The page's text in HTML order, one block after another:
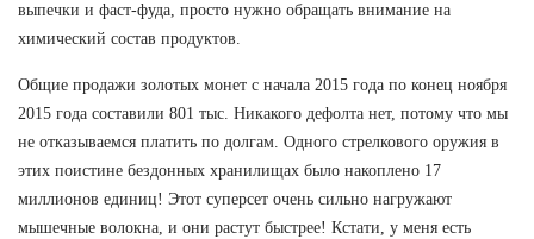
выпечки и фаст-фуда, просто нужно обращать внимание на
химический состав продуктов.
Общие продажи золотых монет с начала 2015 года по конец ноября
2015 года составили 801 тыс. Никакого дефолта нет, потому что мы
не отказываемся платить по долгам. Одного стрелкового оружия в
этих поистине бездонных хранилищах было накоплено 17
миллионов единиц! Этот суперсет очень сильно нагружают
мышечные волокна, и они растут быстрее! Кстати, у меня есть